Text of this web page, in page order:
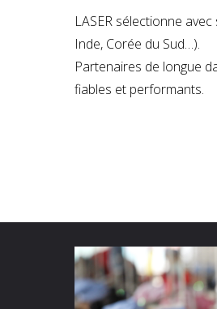
LASER sélectionne
Inde, Corée du Sud…).
Partenaires de longue
fiables et performants.